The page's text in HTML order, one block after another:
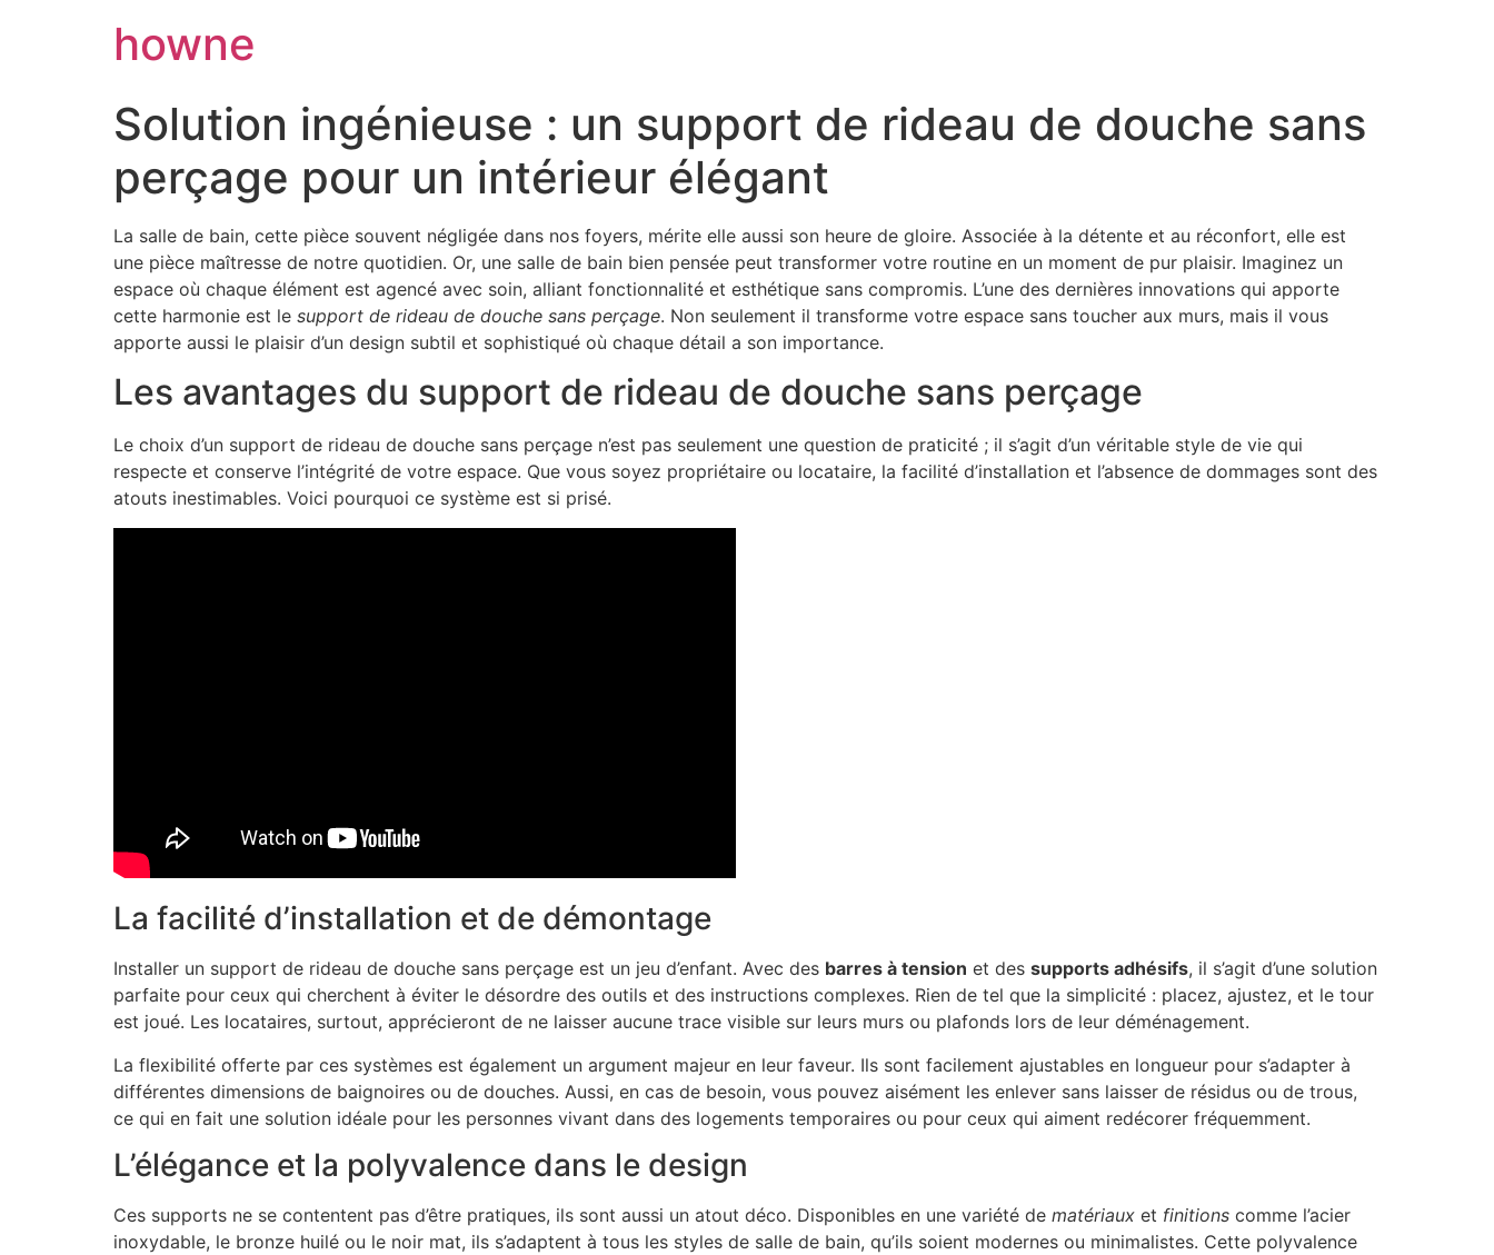
howne
Solution ingénieuse : un support de rideau de douche sans
perçage pour un intérieur élégant
La salle de bain, cette pièce souvent négligée dans nos foyers, mérite elle aussi son heure de gloire. Associée à la détente et au réconfort, elle est
une pièce maîtresse de notre quotidien. Or, une salle de bain bien pensée peut transformer votre routine en un moment de pur plaisir. Imaginez un
espace où chaque élément est agencé avec soin, alliant fonctionnalité et esthétique sans compromis. L’une des dernières innovations qui apporte
cette harmonie est le support de rideau de douche sans perçage. Non seulement il transforme votre espace sans toucher aux murs, mais il vous
apporte aussi le plaisir d’un design subtil et sophistiqué où chaque détail a son importance.
Les avantages du support de rideau de douche sans perçage
Le choix d’un support de rideau de douche sans perçage n’est pas seulement une question de praticité ; il s’agit d’un véritable style de vie qui
respecte et conserve l’intégrité de votre espace. Que vous soyez propriétaire ou locataire, la facilité d’installation et l’absence de dommages sont des
atouts inestimables. Voici pourquoi ce système est si prisé.
La facilité d’installation et de démontage
Installer un support de rideau de douche sans perçage est un jeu d’enfant. Avec des barres à tension et des supports adhésifs, il s’agit d’une solution
parfaite pour ceux qui cherchent à éviter le désordre des outils et des instructions complexes. Rien de tel que la simplicité : placez, ajustez, et le tour
est joué. Les locataires, surtout, apprécieront de ne laisser aucune trace visible sur leurs murs ou plafonds lors de leur déménagement.
La flexibilité offerte par ces systèmes est également un argument majeur en leur faveur. Ils sont facilement ajustables en longueur pour s’adapter à
différentes dimensions de baignoires ou de douches. Aussi, en cas de besoin, vous pouvez aisément les enlever sans laisser de résidus ou de trous,
ce qui en fait une solution idéale pour les personnes vivant dans des logements temporaires ou pour ceux qui aiment redécorer fréquemment.
L’élégance et la polyvalence dans le design
Ces supports ne se contentent pas d’être pratiques, ils sont aussi un atout déco. Disponibles en une variété de matériaux et finitions comme l’acier
inoxydable, le bronze huilé ou le noir mat, ils s’adaptent à tous les styles de salle de bain, qu’ils soient modernes ou minimalistes. Cette polyvalence